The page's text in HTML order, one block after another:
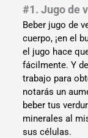
#1. Jugo de
Beber jugo de
cuerpo, ¡en el
el jugo hace
fácilmente. Y
trabajo para
notarás un
beber tus
minerales al
sus células.